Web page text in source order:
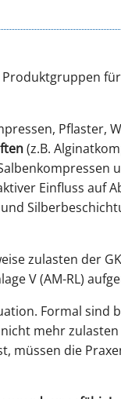
Pflaster,
(z.B.
Einfluss auf
zulasten der
V (AM-RL)
Formal
mehr
müssen die